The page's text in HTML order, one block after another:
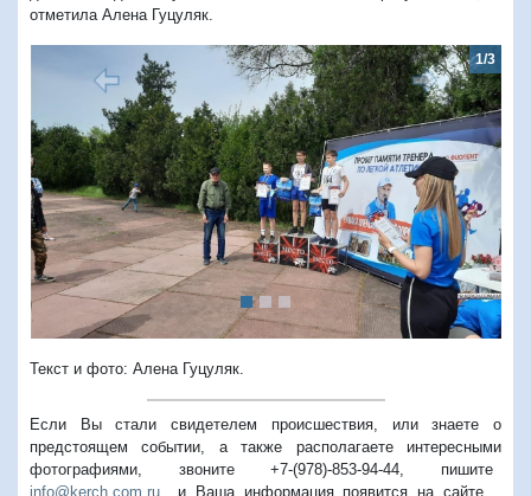
отметила Алена Гуцуляк.
1/3
Предыдущий
Текст и фото: Алена Гуцуляк.
Если Вы стали свидетелем происшествия, или знаете о
предстоящем событии, а также располагаете интересными
фотографиями, звоните +7-(978)-853-94-44, пишите
info@kerch.com.ru и Ваша информация появится на сайте